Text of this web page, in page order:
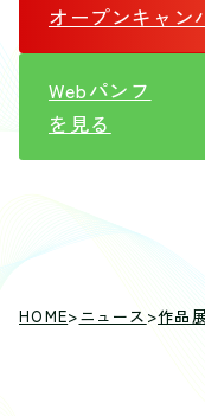
オープンキャン
Webパンフ
を見る
HOME>ニュース >作品